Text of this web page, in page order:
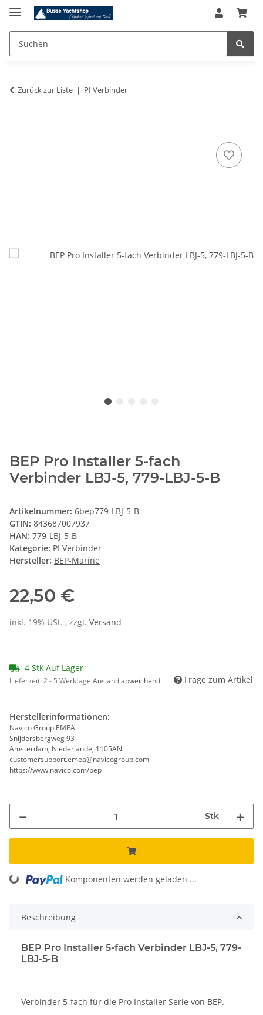
Zurück zur Liste PI Verbinder
BEP Pro Installer 5-fach
Verbinder LBJ-5, 779-LBJ-5-B
Artikelnummer: 6bep779-LBJ-5-B
GTIN: 843687007937
HAN: 779-LBJ-5-B
Kategorie: PI Verbinder
Hersteller: BEP-Marine
22,50 €
inkl. 19% USt. , zzgl. Versand
4 Stk Auf Lager
Lieferzeit:2 - 5 Werktage Ausland abweichend Frage zum Artikel
Herstellerinformationen:
Navico Group EMEA
Snijdersbergweg 93
Amsterdam, Niederlande, 1105AN
customersupport.emea@navicogroup.com
https://www.navico.com/bep
Stk
Loading... Komponenten werden geladen ...
Beschreibung
BEP Pro Installer 5-fach Verbinder LBJ-5, 779-
LBJ-5-B
Verbinder 5-fach für die Pro Installer Serie von BEP.